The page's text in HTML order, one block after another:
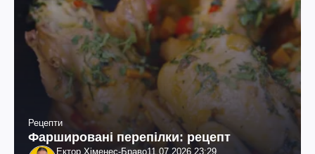
Рецепти
Фаршировані перепілки: рецепт
Ектор Хіменес-Браво11.07.2026 23:29